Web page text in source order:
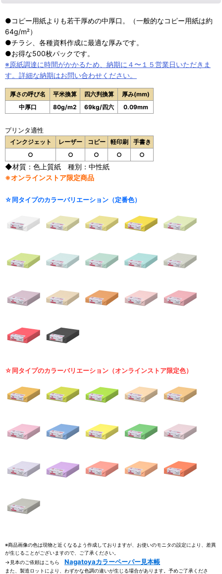
●コピー用紙よりも若干厚めの中厚口。（一般的なコピー用紙は約
64g/m²）
●チラシ、各種資料作成に最適な厚みです。
●お得な500枚パックです。
※原紙調達に時間がかかるため、納期に４〜１５営業日いただきま
す。詳細な納期はお問い合わせください。
厚さの呼び名 平米換算 四六判換算
厚み(mm)
中厚口
80g/m2 69kg/四六 0.09mm
プリンタ適性
インクジェット レーザー コピー 軽印刷
手書き
○
○ ○ ○ ○
◆材質：色上質紙 種別：中性紙
※オンラインストア限定商品
☆同タイプのカラーバリエーション（定番色）
☆同タイプのカラーバリエーション（オンラインストア限定色）
※商品画像の色は現物と近くなるよう作成しておりますが、お使いのモニタの設定により、差異
が生じることがございますので、ご了承ください。
→見本のご依頼はこちら Nagatoyaカラーペーパー見本帳
また、製造ロットにより、わずかな色調の違いが生じる場合があります。予めご了承くださ